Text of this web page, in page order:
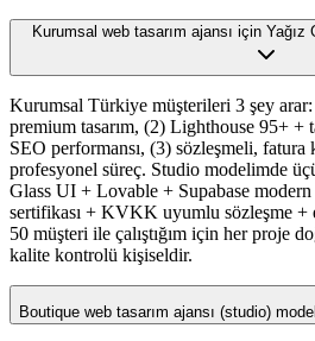
Kurumsal web tasarım ajansı için
Kurumsal Türkiye müşterileri 3 şey arar:
premium tasarım, (2) Lighthouse 95+ +
SEO performansı, (3) sözleşmeli,
profesyonel süreç. Studio modelimde
Glass UI + Lovable + Supabase
sertifikası + KVKK uyumlu sözleşme +
50 müşteri ile çalıştığım için her proje
kalite kontrolü kişiseldir.
Boutique web tasarım ajansı (studio)